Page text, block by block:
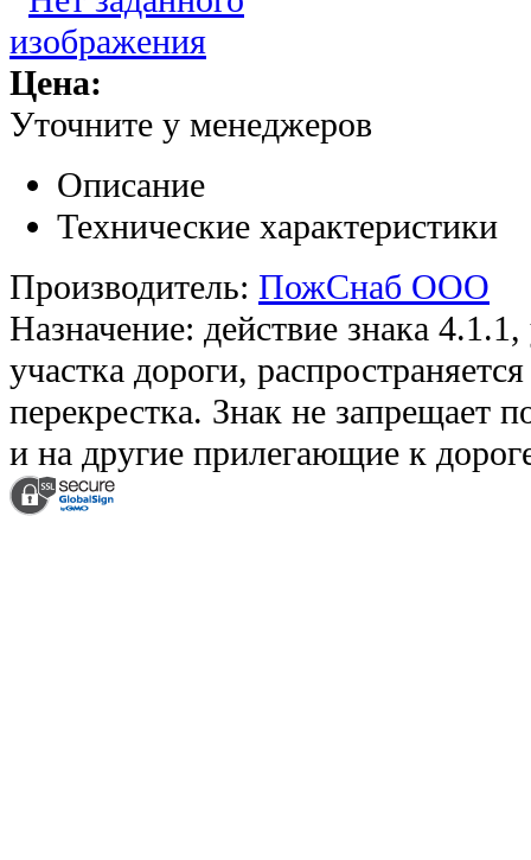
Цена:
Уточните у менеджеров
Описание
Технические характеристики
Производитель: ПожСнаб ООО
Назначение: действие знака
участка дороги,
перекрестка. Знак не запрещает
и на другие прилегающие к